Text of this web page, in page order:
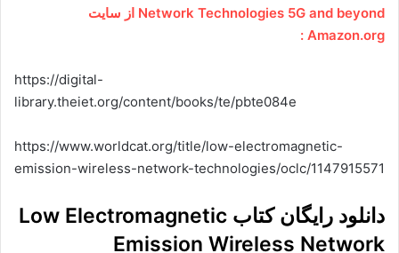
Network Technologies 5G and beyond از سایت
Amazon.org :
https://digital-
library.theiet.org/content/books/te/pbte084e
https://www.worldcat.org/title/low-electromagnetic-
emission-wireless-network-technologies/oclc/1147915571
دانلود رایگان کتاب Low Electromagnetic
Emission Wireless Network